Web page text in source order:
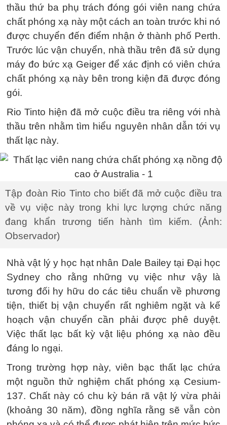
thầu thứ ba phụ trách đóng gói viên nang chứa
chất phóng xạ này một cách an toàn trước khi nó
được chuyển đến điểm nhận ở thành phố Perth.
Trước lúc vận chuyển, nhà thầu trên đã sử dụng
máy đo bức xạ Geiger để xác định có viên chứa
chất phóng xạ này bên trong kiện đã được đóng
gói.
Rio Tinto hiện đã mở cuộc điều tra riêng với nhà
thầu trên nhằm tìm hiểu nguyên nhân dẫn tới vụ
thất lạc này.
Tập đoàn Rio Tinto cho biết đã mở cuộc điều tra
về vụ việc này trong khi lực lượng chức năng
đang khẩn trương tiến hành tìm kiếm. (Ảnh:
Observador)
Nhà vật lý y học hạt nhân Dale Bailey tại Đại học
Sydney cho rằng những vụ việc như vậy là
tương đối hy hữu do các tiêu chuẩn về phương
tiện, thiết bị vận chuyển rất nghiêm ngặt và kế
hoạch vận chuyển cần phải được phê duyệt.
Việc thất lạc bất kỳ vật liệu phóng xạ nào đều
đáng lo ngại.
Trong trường hợp này, viên bạc thất lạc chứa
một nguồn thử nghiệm chất phóng xạ Cesium-
137. Chất này có chu kỳ bán rã vật lý vừa phải
(khoảng 30 năm), đồng nghĩa rằng sẽ vẫn còn